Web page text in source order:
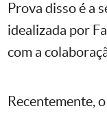
Prova disso é a
idealizada por
com a
Recentemente,